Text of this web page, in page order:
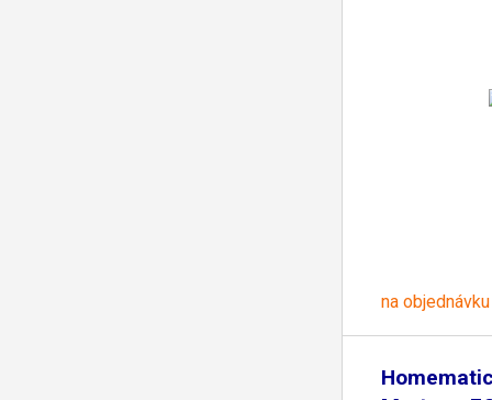
na objednávku